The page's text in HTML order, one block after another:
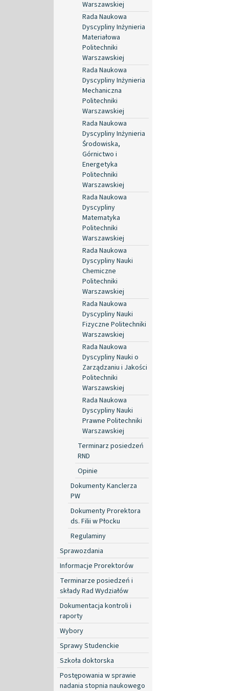
Warszawskiej
Rada Naukowa
Dyscypliny Inżynieria
Materiałowa
Politechniki
Warszawskiej
Rada Naukowa
Dyscypliny Inżynieria
Mechaniczna
Politechniki
Warszawskiej
Rada Naukowa
Dyscypliny Inżynieria
Środowiska,
Górnictwo i
Energetyka
Politechniki
Warszawskiej
Rada Naukowa
Dyscypliny
Matematyka
Politechniki
Warszawskiej
Rada Naukowa
Dyscypliny Nauki
Chemiczne
Politechniki
Warszawskiej
Rada Naukowa
Dyscypliny Nauki
Fizyczne Politechniki
Warszawskiej
Rada Naukowa
Dyscypliny Nauki o
Zarządzaniu i Jakości
Politechniki
Warszawskiej
Rada Naukowa
Dyscypliny Nauki
Prawne Politechniki
Warszawskiej
Terminarz posiedzeń
RND
Opinie
Dokumenty Kanclerza
PW
Dokumenty Prorektora
ds. Filii w Płocku
Regulaminy
Sprawozdania
Informacje Prorektorów
Terminarze posiedzeń i
składy Rad Wydziałów
Dokumentacja kontroli i
raporty
Wybory
Sprawy Studenckie
Szkoła doktorska
Postępowania w sprawie
nadania stopnia naukowego